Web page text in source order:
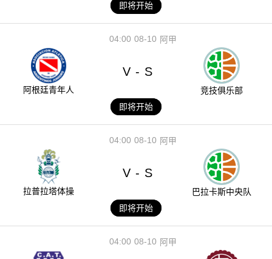
即将开始
08-10
04:00 阿甲
阿根廷青年人
V - S
竞技俱乐部
即将开始
08-10
04:00 阿甲
拉普拉塔体操
V - S
巴拉卡斯中央队
即将开始
08-10
04:00 阿甲